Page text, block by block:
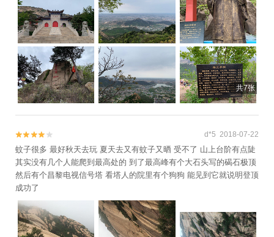
共7张

 d*5 2018-07-22
蚊子很多 最好秋天去玩 夏天去又有蚊子又晒 受不了 山上台阶有点陡
其实没有几个人能爬到最高处的 到了最高峰有个大石头写的碣石极顶
然后有个昌黎电视信号塔 看塔人的院里有个狗狗 能见到它就说明登顶
成功了